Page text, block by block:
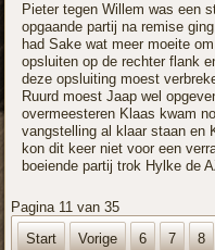
Pieter tegen Willem was een
opgaande partij na remise
had Sake wat meer moeite
opsluiten op de rechter flank
deze opsluiting moest
Ruurd moest Jaap wel
overmeesteren Klaas kwam
vangstelling al klaar staan en
kon dit keer niet voor een
boeiende partij trok Hylke de
Pagina 11 van 35
Start
Vorige 6 7 8